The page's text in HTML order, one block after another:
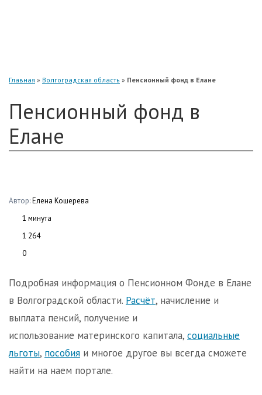
Главная » Волгоградская область » Пенсионный фонд в Елане
Пенсионный фонд в
Елане
Автор:Елена Кошерева
1 минута
1 264
0
Подробная информация о Пенсионном Фонде в Елане
в Волгоградской области. Расчёт, начисление и
выплата пенсий, получение и
использование материнского капитала, социальные
льготы, пособия и многое другое вы всегда сможете
найти на наем портале.